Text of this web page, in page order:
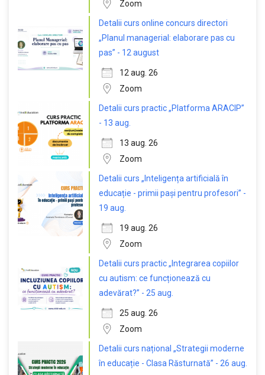
Zoom
Detalii curs online concurs directori
„Planul managerial: elaborare pas cu
pas” - 12 august
12 aug. 26
Zoom
Detalii curs practic „Platforma ARACIP”
- 13 aug.
13 aug. 26
Zoom
Detalii curs „Inteligența artificială în
educație - primii pași pentru profesori” -
19 aug.
19 aug. 26
Zoom
Detalii curs practic „Integrarea copiilor
cu autism: ce funcționează cu
adevărat?” - 25 aug.
25 aug. 26
Zoom
Detalii curs național „Strategii moderne
în educație - Clasa Răsturnată” - 26 aug.